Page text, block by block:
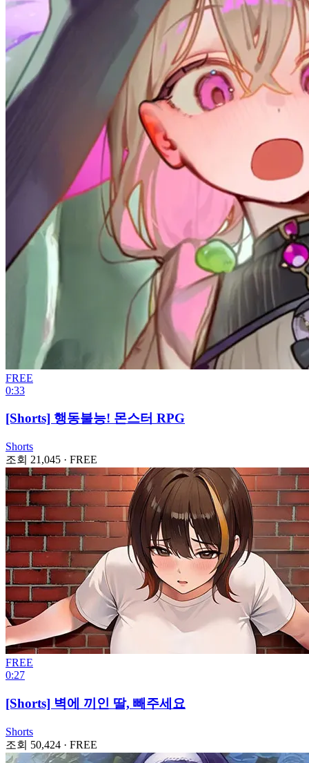
FREE
0:33
[Shorts] 행동불능! 몬스터 RPG
Shorts
조회 21,045 · FREE
FREE
0:27
[Shorts] 벽에 끼인 딸, 빼주세요
Shorts
조회 50,424 · FREE